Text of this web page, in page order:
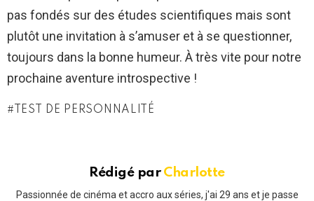
pas fondés sur des études scientifiques mais sont
plutôt une invitation à s’amuser et à se questionner,
toujours dans la bonne humeur. À très vite pour notre
prochaine aventure introspective !
TEST DE PERSONNALITÉ
Rédigé par Charlotte
Passionnée de cinéma et accro aux séries, j'ai 29 ans et je passe